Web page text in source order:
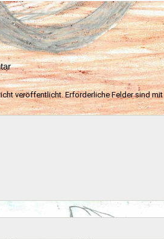
veröffentlicht.Erforderliche Felder sind mit